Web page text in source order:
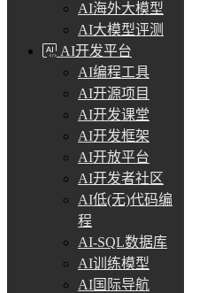
AI海外大模型
AI大模型评测
AI开发平台
AI编程工具
AI开源项目
AI开发课堂
AI开发框架
AI开放平台
AI开发者社区
AI低(无)代码编
程
AI-SQL数据库
AI训练模型
AI国际导航